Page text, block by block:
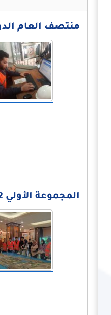
منتصف العام الدراسي
المجموعة الأولي 2022